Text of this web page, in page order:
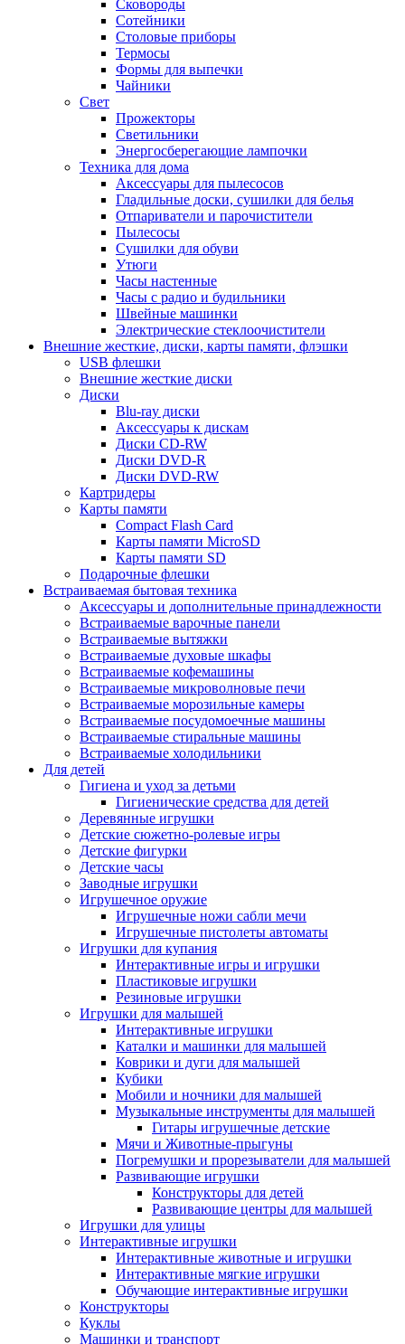
Сковороды
Сотейники
Столовые приборы
Термосы
Формы для выпечки
Чайники
Свет
Прожекторы
Светильники
Энергосберегающие лампочки
Техника для дома
Аксессуары для пылесосов
Гладильные доски, сушилки для белья
Отпариватели и парочистители
Пылесосы
Сушилки для обуви
Утюги
Часы настенные
Часы с радио и будильники
Швейные машинки
Электрические стеклоочистители
Внешние жесткие, диски, карты памяти, флэшки
USB флешки
Внешние жесткие диски
Диски
Blu-ray диски
Аксессуары к дискам
Диски CD-RW
Диски DVD-R
Диски DVD-RW
Картридеры
Карты памяти
Compact Flash Card
Карты памяти MicroSD
Карты памяти SD
Подарочные флешки
Встраиваемая бытовая техника
Аксессуары и дополнительные принадлежности
Встраиваемые варочные панели
Встраиваемые вытяжки
Встраиваемые духовые шкафы
Встраиваемые кофемашины
Встраиваемые микроволновые печи
Встраиваемые морозильные камеры
Встраиваемые посудомоечные машины
Встраиваемые стиральные машины
Встраиваемые холодильники
Для детей
Гигиена и уход за детьми
Гигиенические средства для детей
Деревянные игрушки
Детские сюжетно-ролевые игры
Детские фигурки
Детские часы
Заводные игрушки
Игрушечное оружие
Игрушечные ножи сабли мечи
Игрушечные пистолеты автоматы
Игрушки для купания
Интерактивные игры и игрушки
Пластиковые игрушки
Резиновые игрушки
Игрушки для малышей
Интерактивные игрушки
Каталки и машинки для малышей
Коврики и дуги для малышей
Кубики
Мобили и ночники для малышей
Музыкальные инструменты для малышей
Гитары игрушечные детские
Мячи и Животные-прыгуны
Погремушки и прорезыватели для малышей
Развивающие игрушки
Конструкторы для детей
Развивающие центры для малышей
Игрушки для улицы
Интерактивные игрушки
Интерактивные животные и игрушки
Интерактивные мягкие игрушки
Обучающие интерактивные игрушки
Конструкторы
Куклы
Машинки и транспорт